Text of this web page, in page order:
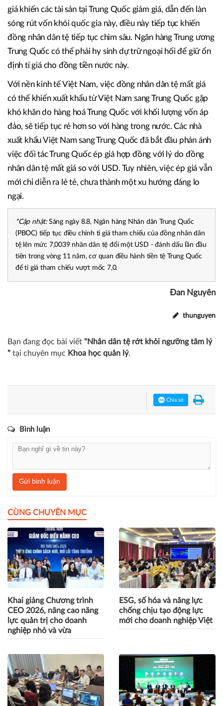
giá khiến các tài sản tại Trung Quốc giảm giá, dẫn đến làn
sóng rút vốn khỏi quốc gia này, điều này tiếp tục khiến
đồng nhân dân tệ tiếp tục chìm sâu. Ngân hàng Trung ương
Trung Quốc có thể phải hy sinh dự trữ ngoại hối để giữ ổn
định tỉ giá cho đồng tiền nước này.
Với nền kinh tế Việt Nam, việc đồng nhân dân tệ mất giá
có thể khiến xuất khẩu từ Việt Nam sang Trung Quốc gặp
khó khăn do hàng hoá Trung Quốc với khối lượng vốn áp
đảo, sẽ tiếp tục rẻ hơn so với hàng trong nước. Các nhà
xuất khẩu Việt Nam sang Trung Quốc đã bắt đầu phản ánh
việc đối tác Trung Quốc ép giá hợp đồng với lý do đồng
nhân dân tệ mất giá so với USD. Tuy nhiên, việc ép giá vẫn
mới chỉ diễn ra lẻ tẻ, chưa thành một xu hướng đáng lo
ngại.
*Cập nhật:Sáng ngày 8.8, Ngân hàng Nhân dân Trung Quốc
(PBOC) tiếp tục điều chỉnh tỉ giá tham chiếu của đồng nhân dân
tệ lên mức 7,0039 nhân dân tệ đổi một USD - đánh dấu lần đầu
tiên trong vòng 11 năm, cơ quan điều hành tiền tệ Trung Quốc
để tỉ giá tham chiếu vượt mốc 7,0.
Đan Nguyên
thunguyen
Bạn đang đọc bài viết "Nhân dân tệ rớt khỏi ngưỡng tâm lý
" tại chuyên mục Khoa học quản lý.
Chia sẻ
Bình luận
Gửi bình luận
CÙNG CHUYÊN MỤC
Khai giảng Chương trình
CEO 2026, nâng cao năng
lực quản trị cho doanh
nghiệp nhỏ và vừa
ESG, số hóa và năng lực
chống chịu tạo động lực
mới cho doanh nghiệp Việt